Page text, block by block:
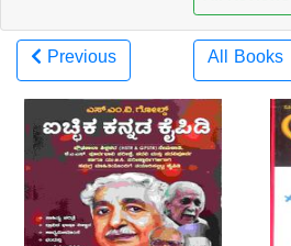
Previous All Books